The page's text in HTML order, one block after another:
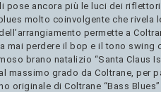
pose ancora più le luci dei
molto coinvolgente che
permette a
mai perdere il bop e il tono
brano natalizio “Santa Claus
grado da Coltrane, per
originale di Coltrane “Bass